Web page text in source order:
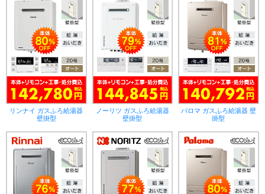
リンナイ ガスふろ給湯器
壁掛型
ノーリツ ガスふろ給湯器
壁掛型
パロマ ガスふろ給湯器 壁
掛型